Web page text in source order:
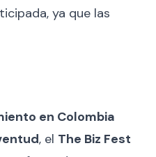
ya que las
en Colombia
, el The Biz Fest